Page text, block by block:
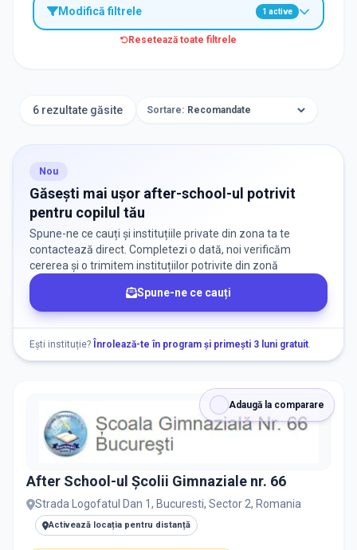
Modifică filtrele 1 active
Resetează toate filtrele
TIP INSTITUȚIE
ORAȘ / ZONĂ Găsește lângă mine
Nu există informații despre locuri libere
6 rezultate găsite Sortare:
Nou
Găsești mai ușor after-school-ul potrivit
pentru copilul tău
Spune-ne ce cauți și instituțiile private din zona ta te
contactează direct. Completezi o dată, noi verificăm
cererea și o trimitem instituțiilor potrivite din zonă
Spune-ne ce cauți
Ești instituție? Înrolează-te în program și primești 3 luni gratuit.
Adaugă la comparare
After School-ul Școlii Gimnaziale nr. 66
Strada Logofatul Dan 1, Bucuresti, Sector 2, Romania
Activează locația pentru distanță